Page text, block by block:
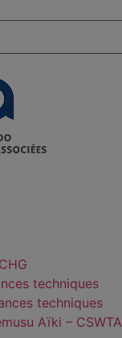
techniques
techniques
Aïki – CSWTA